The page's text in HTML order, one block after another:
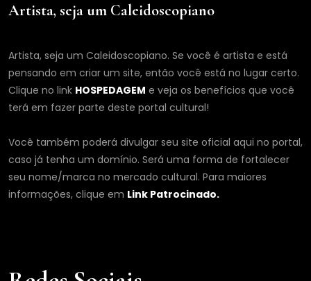
Artista, seja um Caleidoscopiano
Artista, seja um Caleidoscopiano. Se você é artista e está
pensando em criar um site, então você está no lugar certo.
Clique no link HOSPEDAGEM e veja os benefícios que você
terá em fazer parte deste portal cultural!
Você também poderá divulgar seu site oficial aqui no portal,
caso já tenha um domínio. Será uma forma de fortalecer
seu nome/marca no mercado cultural. Para maiores
informações, clique em Link Patrocinado.